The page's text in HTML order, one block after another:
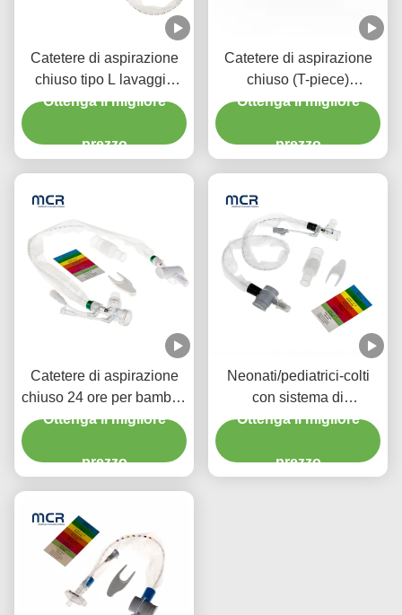
Catetere di aspirazione
chiuso tipo L lavaggio
automatico 10fr 72h
per l' ospedale
Ottenga il migliore
prezzo
Catetere di aspirazione
chiuso (T-piece)
Sciacquaggio automatico
Ottenga il migliore
prezzo
Catetere di aspirazione
chiuso 24 ore per bambini
con tre connettori Y-piece
Ottenga il migliore
prezzo
Neonati/pediatrici-colti
con sistema di
aspirazione chiuso
Ottenga il migliore
prezzo